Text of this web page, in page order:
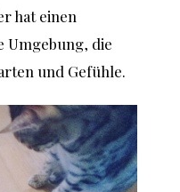
hat einen
Umgebung, die
und Gefühle.